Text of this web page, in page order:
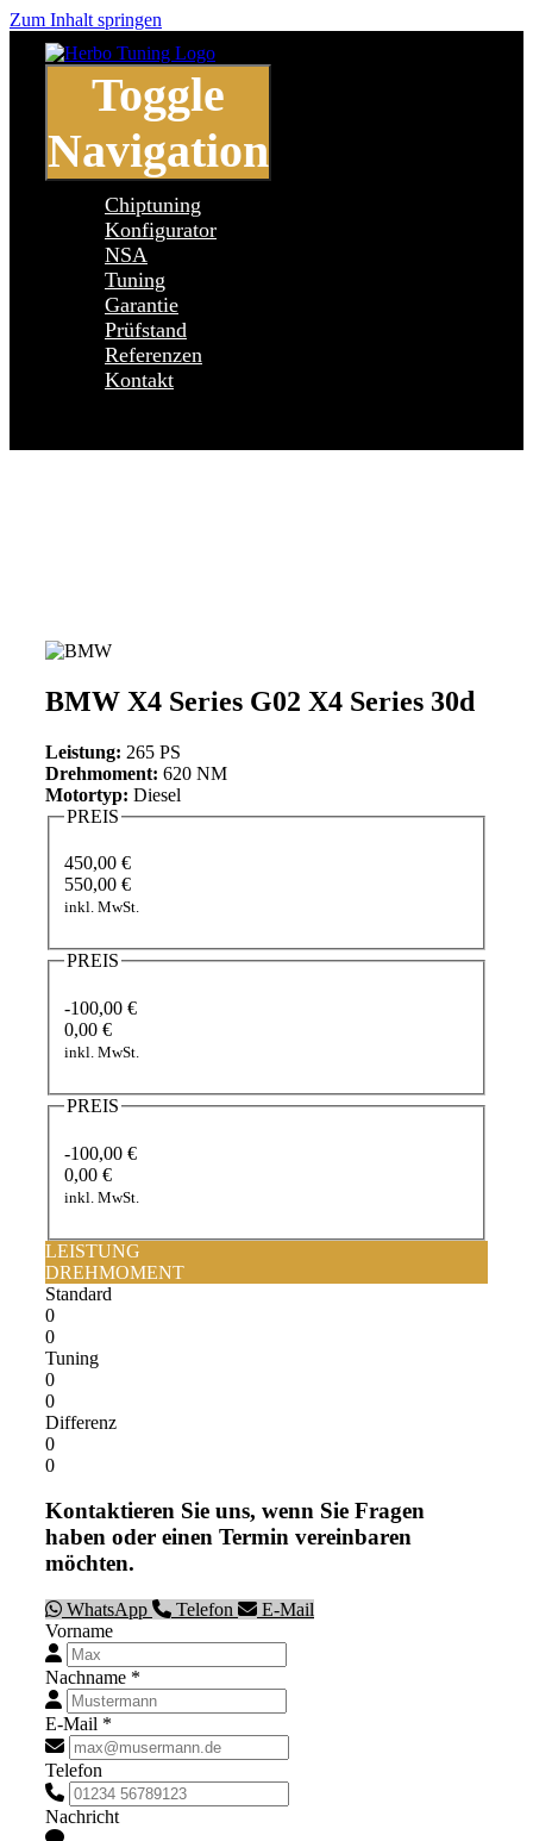
Zum Inhalt springen
Toggle
Navigation
Chiptuning
Konfigurator
NSA
Tuning
Garantie
Prüfstand
Referenzen
Kontakt
BMW X4 Series G02 X4 Series 30d
Leistung: 265 PS
Drehmoment: 620 NM
Motortyp: Diesel
PREIS
450,00 €
550,00 €
inkl. MwSt.
PREIS
-100,00 €
0,00 €
inkl. MwSt.
PREIS
-100,00 €
0,00 €
inkl. MwSt.
LEISTUNG
DREHMOMENT
Standard
0
0
Tuning
0
0
Differenz
0
0
Kontaktieren Sie uns, wenn Sie Fragen
haben oder einen Termin vereinbaren
möchten.
WhatsApp Telefon
E-Mail
Vorname
Nachname *
E-Mail *
Telefon
Nachricht